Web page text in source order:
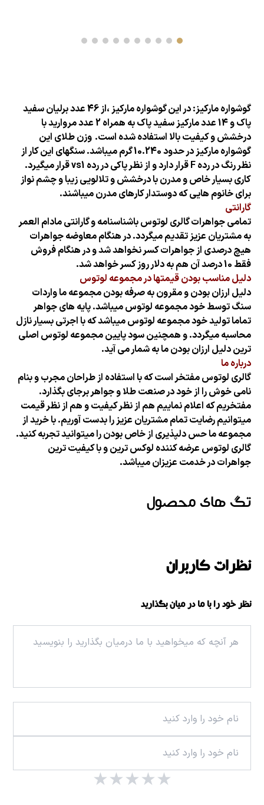
گوشواره مارکیز: در این گوشواره مارکیز ،از 46 عدد برلیان سفید
پاک و 14 عدد مارکیز سفید پاک به همراه 2 عدد مروارید با
درخشش و کیفیت بالا استفاده شده است. وزن طلای این
گوشواره مارکیز در حدود 10.240 گرم میباشد. سنگهای این کار از
نظر رنگ در رده F قرار دارد و از نظر پاکی در رده vs1 قرار میگیرد.
کاری بسیار خاص و مدرن با درخشش و تلالویی زیبا و چشم نواز
برای خانوم هایی که دوستدار کارهای مدرن میباشند.
گارانتی
تمامی جواهرات گالری لوتوس باشناسنامه و گارانتی مادام العمر
به مشتریان عزیز تقدیم میگردد. در هنگام معاوضه جواهرات
هیچ درصدی از جواهرات کسر نخواهد شد و در هنگام فروش
فقط 10 درصد آن هم به دلار روز کسر خواهد شد.
دلیل مناسب بودن قیمتها در مجموعه لوتوس
دلیل ارزان بودن و مقرون به صرفه بودن مجموعه ما واردات
سنگ توسط خود مجموعه لوتوس میباشد. پایه های جواهر
تماما تولید خود مجموعه لوتوس میباشد که با اجرتی بسیار نازل
محاسبه میگردد. و همچنین سود پایین مجموعه لوتوس اصلی
ترین دلیل ارزان بودنما به شمار می آید.
درباره ما
گالری لوتوس مفتخر است که با استفاده از طراحان مجرب و بنام
نامی خوش را از خود در صنعت طلا و جواهر برجای بگذارد.
مفتخریم که اعلام نماییم هم از نظر کیفیت و هم از نظر قیمت
میتوانیم رضایت تمام مشتریان عزیز را بدست آوریم. با خرید از
مجموعه ما حس دلپذیری از خاص بودن را میتوانید تجربه کنید.
گالری لوتوس عرضه کننده لوکس ترین و با کیفیت ترین
جواهرات در خدمت عزیزان میباشد.
تگ های محصول
نظرات کاربران
نظر خود را با ما در میان بگذارید
★
★
★
★
★